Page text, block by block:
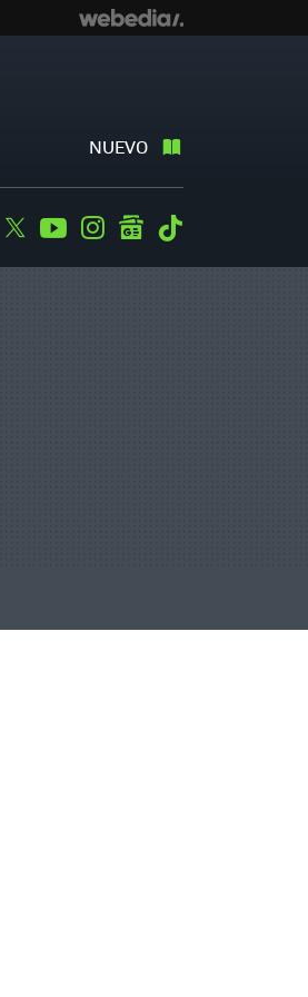
NUEVO
Facebook
TwitterYoutubeInstagramgooglenews